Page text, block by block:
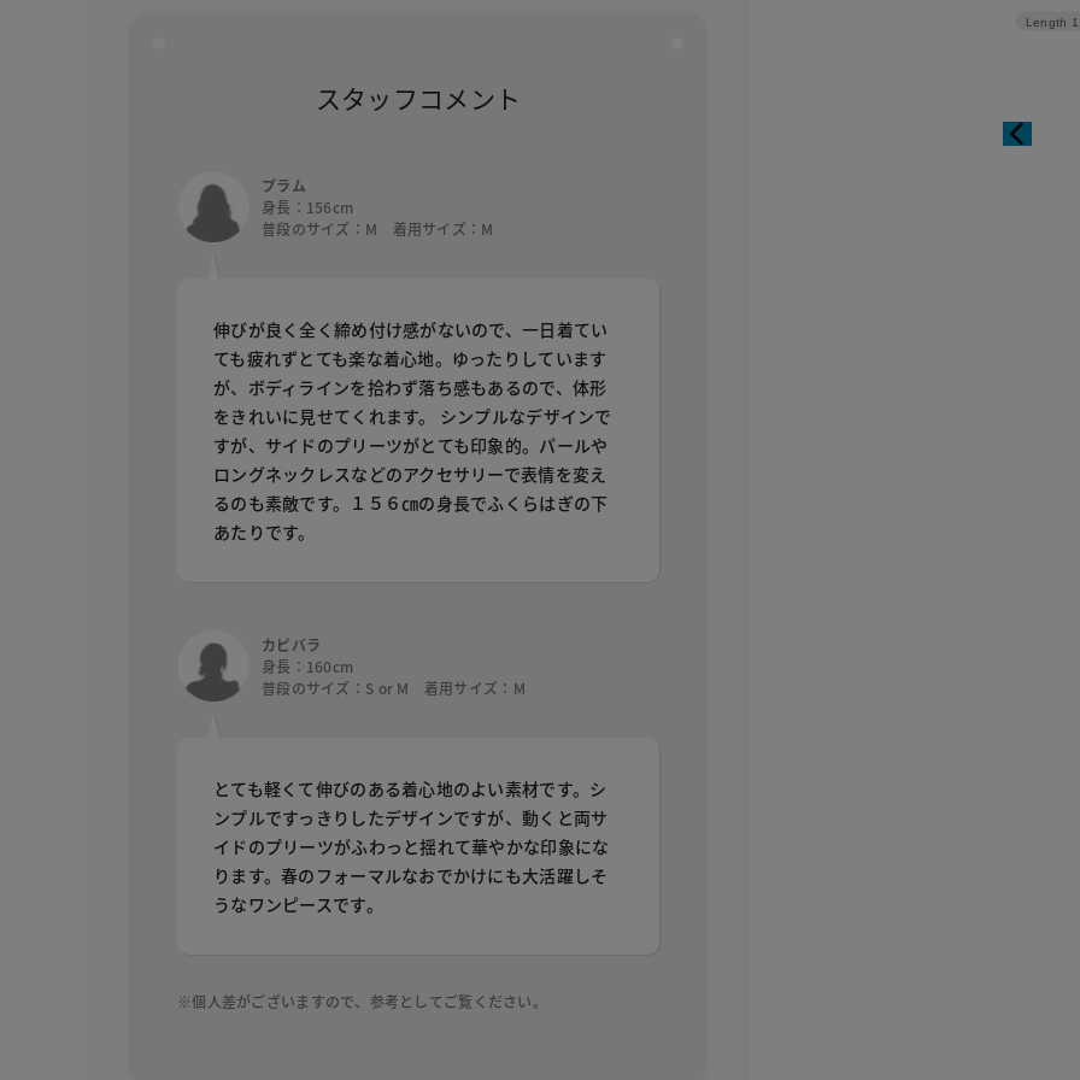
スタッフコメント
プラム
身長：156cm
普段のサイズ：M 着用サイズ：M
伸びが良く全く締め付け感がないので、一日着てい
ても疲れずとても楽な着心地。ゆったりしています
が、ボディラインを拾わず落ち感もあるので、体形
をきれいに見せてくれます。 シンプルなデザインで
すが、サイドのプリーツがとても印象的。パールや
ロングネックレスなどのアクセサリーで表情を変え
るのも素敵です。１５６㎝の身長でふくらはぎの下
あたりです。
カピバラ
身長：160cm
普段のサイズ：S or M 着用サイズ：M
とても軽くて伸びのある着心地のよい素材です。シ
ンプルですっきりしたデザインですが、動くと両サ
イドのプリーツがふわっと揺れて華やかな印象にな
ります。春のフォーマルなおでかけにも大活躍しそ
うなワンピースです。
※個人差がございますので、参考としてご覧ください。
Length